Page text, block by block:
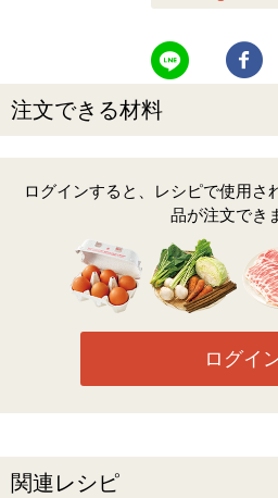
LINEで送る
注文できる材料
ログインすると、レシピで使用さ
品が注文でき
ログイ
関連レシピ